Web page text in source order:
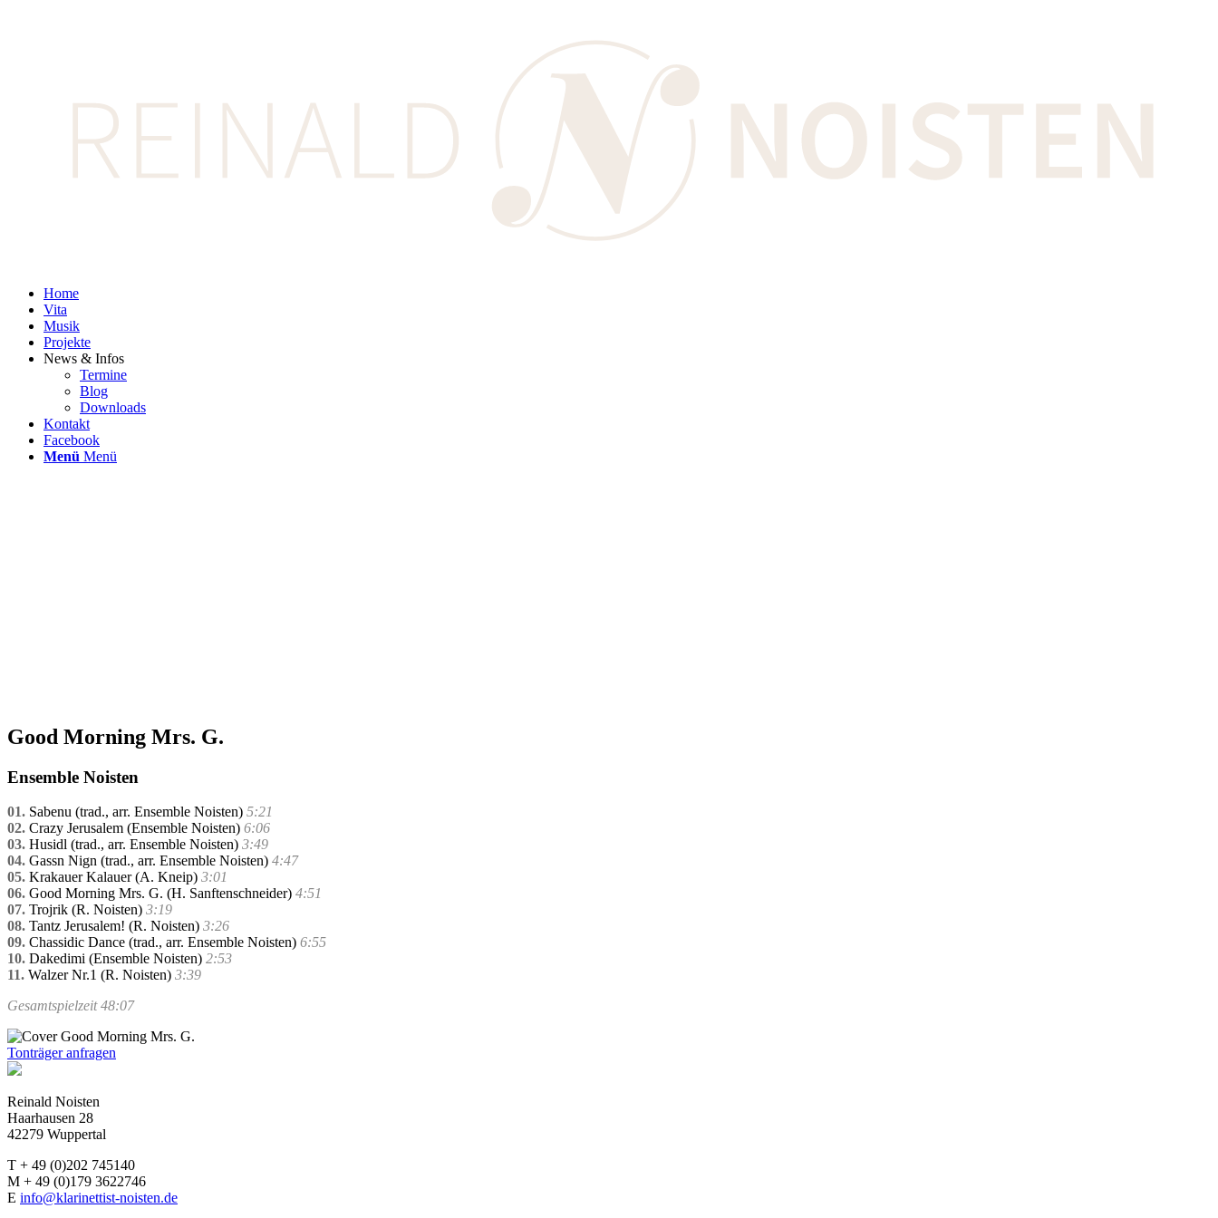
Home
Vita
Musik
Projekte
News & Infos
Termine
Blog
Downloads
Kontakt
Facebook
Menü Menü
Good Morning Mrs. G.
Ensemble Noisten
01. Sabenu (trad., arr. Ensemble Noisten) 5:21
02. Crazy Jerusalem (Ensemble Noisten) 6:06
03. Husidl (trad., arr. Ensemble Noisten) 3:49
04. Gassn Nign (trad., arr. Ensemble Noisten) 4:47
05. Krakauer Kalauer (A. Kneip) 3:01
06. Good Morning Mrs. G. (H. Sanftenschneider) 4:51
07. Trojrik (R. Noisten) 3:19
08. Tantz Jerusalem! (R. Noisten) 3:26
09. Chassidic Dance (trad., arr. Ensemble Noisten) 6:55
10. Dakedimi (Ensemble Noisten) 2:53
11. Walzer Nr.1 (R. Noisten) 3:39
Gesamtspielzeit 48:07
Tonträger anfragen
Reinald Noisten
Haarhausen 28
42279 Wuppertal
T + 49 (0)202 745140
M + 49 (0)179 3622746
E info@klarinettist-noisten.de